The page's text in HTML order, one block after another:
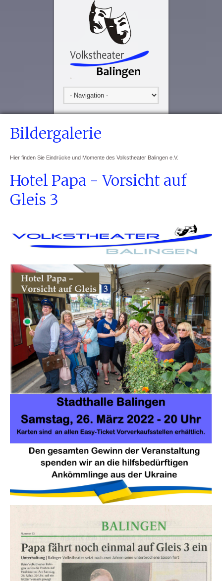
Bildergalerie
Hier finden Sie Eindrücke und Momente des Volkstheater Balingen e.V.
Hotel Papa - Vorsicht auf
Gleis 3